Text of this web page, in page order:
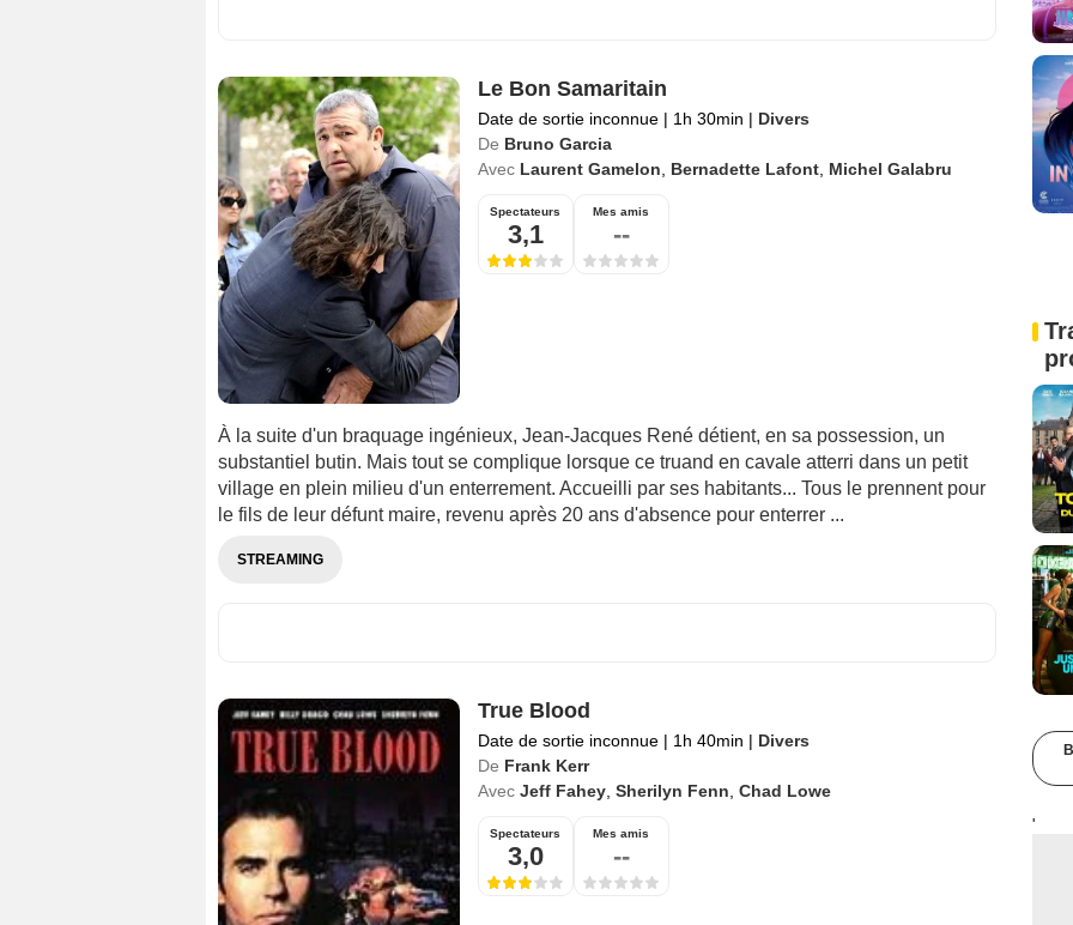
Le Bon Samaritain
Date de sortie inconnue | 1h 30min | Divers
De Bruno Garcia
Avec Laurent Gamelon Bernadette Lafont, Michel Galabru
Spectateurs
3,1
Mes amis
--
À la suite d'un braquage ingénieux, Jean-Jacques René détient, en sa possession, un
substantiel butin. Mais tout se complique lorsque ce truand en cavale atterri dans un petit
village en plein milieu d'un enterrement. Accueilli par ses habitants... Tous le prennent pour
le fils de leur défunt maire, revenu après 20 ans d'absence pour enterrer ...
STREAMING
True Blood
Date de sortie inconnue | 1h 40min | Divers
De Frank Kerr
Avec Jeff Fahey, Sherilyn Fenn Chad Lowe
Spectateurs
3,0
Mes amis
--
'